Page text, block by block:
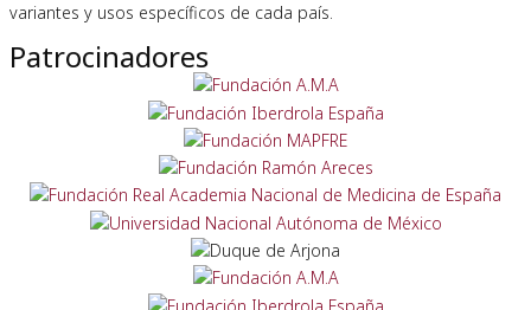
variantes y usos específicos de cada país.
Patrocinadores